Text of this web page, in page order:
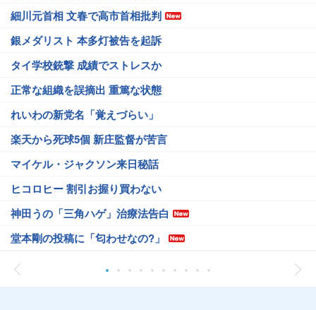
細川元首相 文春で高市首相批判
銀メダリスト 本多灯被告を起訴
タイ学校銃撃 成績でストレスか
正常な組織を誤摘出 重篤な状態
れいわの新党名「覚えづらい」
楽天から死球5個 新庄監督が苦言
マイケル・ジャクソン来日秘話
ヒコロヒー 割引お握り買わない
神田うの「三角ハゲ」治療法告白
堂本剛の投稿に「匂わせなの?」